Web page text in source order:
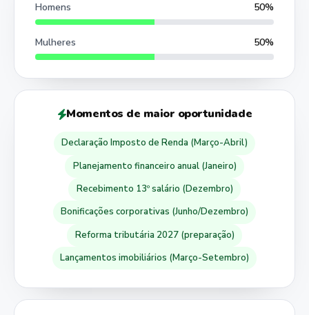
Homens 50%
Mulheres 50%
Momentos de maior oportunidade
Declaração Imposto de Renda (Março-Abril)
Planejamento financeiro anual (Janeiro)
Recebimento 13º salário (Dezembro)
Bonificações corporativas (Junho/Dezembro)
Reforma tributária 2027 (preparação)
Lançamentos imobiliários (Março-Setembro)